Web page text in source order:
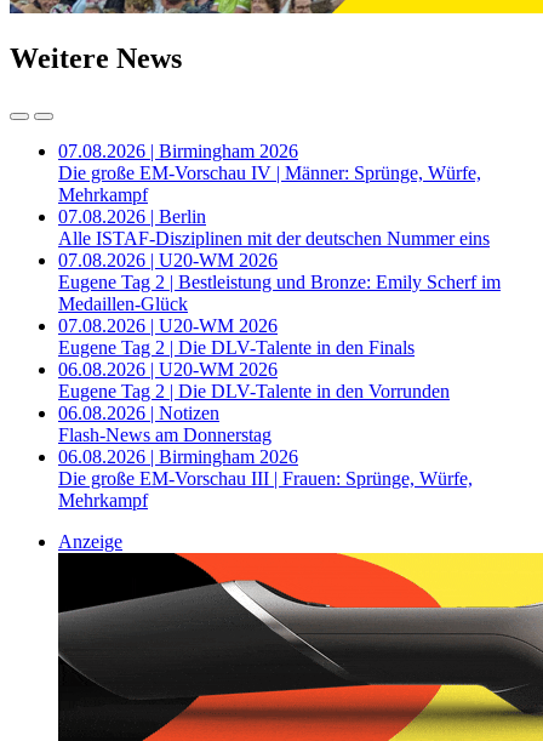
Weitere News
07.08.2026 | Birmingham 2026
Die große EM-Vorschau IV | Männer: Sprünge, Würfe,
Mehrkampf
07.08.2026 | Berlin
Alle ISTAF-Disziplinen mit der deutschen Nummer eins
07.08.2026 | U20-WM 2026
Eugene Tag 2 | Bestleistung und Bronze: Emily Scherf im
Medaillen-Glück
07.08.2026 | U20-WM 2026
Eugene Tag 2 | Die DLV-Talente in den Finals
06.08.2026 | U20-WM 2026
Eugene Tag 2 | Die DLV-Talente in den Vorrunden
06.08.2026 | Notizen
Flash-News am Donnerstag
06.08.2026 | Birmingham 2026
Die große EM-Vorschau III | Frauen: Sprünge, Würfe,
Mehrkampf
Anzeige